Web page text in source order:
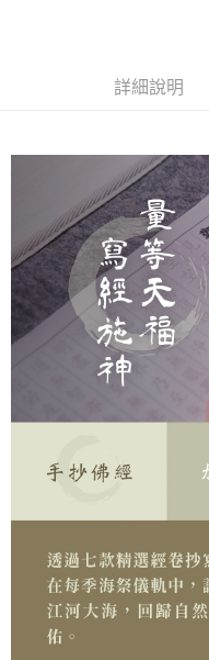
請求用戶進行身份認證。
詳細說明